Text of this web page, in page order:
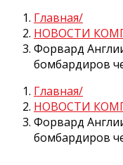
Главная
НОВОСТИ
Форвард
бомбардиров
Главная
НОВОСТИ
Форвард
бомбардиров